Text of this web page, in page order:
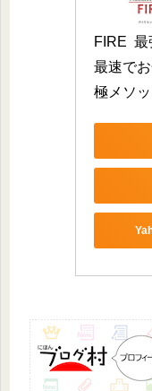
FIRE
最速で
極メソ